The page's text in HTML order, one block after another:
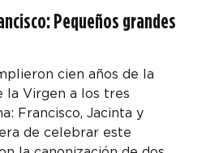
Pequeños grandes
cien años de la
la Virgen a los tres
Francisco, Jacinta y
de celebrar este